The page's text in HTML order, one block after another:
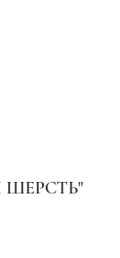
ШЕРСТЬ"